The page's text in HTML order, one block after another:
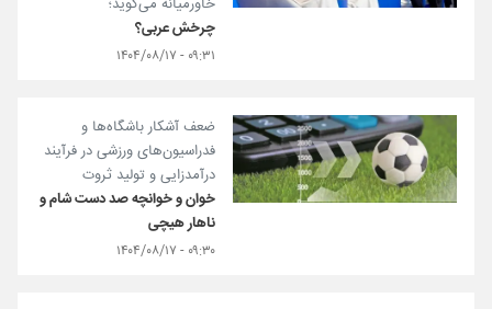
چرخش عربی؟
۰۹:۳۱ - ۱۴۰۴/۰۸/۱۷
ضعف آشکار باشگاه‌ها و
فدراسیون‌های ورزشی در فرآیند
درآمدزایی و تولید ثروت
خوان و خوانچه صد دست شام و
ناهار هیچی
۰۹:۳۰ - ۱۴۰۴/۰۸/۱۷